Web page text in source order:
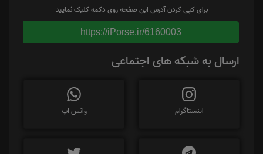
برای کپی کردن آدرس این صفحه روی دکمه کلیک نمایید
https://iPorse.ir/6160003
ارسال به شبکه های اجتماعی
اینستاگرام واتس اپ